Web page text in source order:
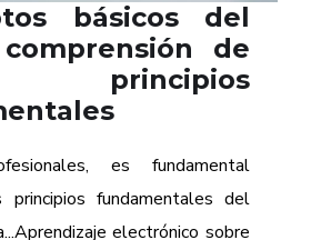
básicos del
comprensión de
es fundamental
principios fundamentales del
Aprendizaje electrónico sobre